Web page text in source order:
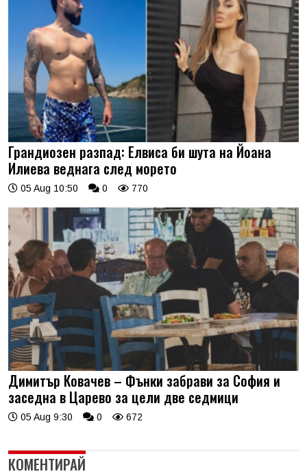
Грандиозен разпад: Елвиса би шута на Йоана
Илиева веднага след морето
05 Aug 10:50 0 770
Димитър Ковачев – Фънки забрави за София и
заседна в Царево за цели две седмици
05 Aug 9:30 0 672
КОМЕНТИРАЙ